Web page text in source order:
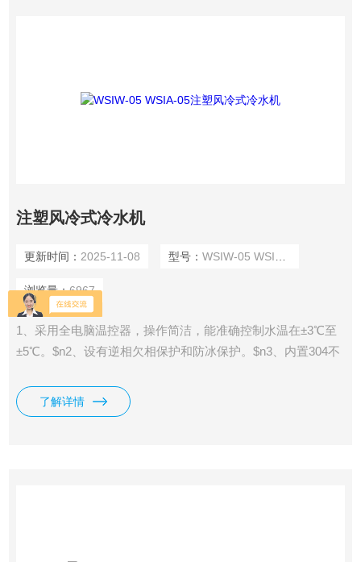
注塑风冷式冷水机
更新时间： 2025-11-08 型号： WSIW-05 WSIA-05
浏览量：6967
1、采用全电脑温控器，操作简洁，能准确控制水温在±3℃至
±5℃。$n2、设有逆相欠相保护和防冰保护。$n3、内置304不
了解详情